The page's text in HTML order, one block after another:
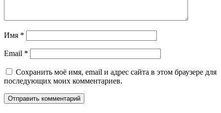
Имя *
Email *
Сохранить моё имя, email и адрес сайта в этом браузере для
последующих моих комментариев.